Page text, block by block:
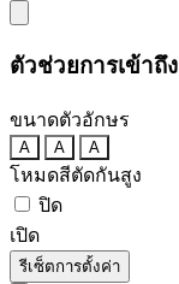
ตัวช่วยการเข้าถึง
ขนาดตัวอักษร
A A A
โหมดสีตัดกันสูง
ปิด
เปิด
รีเซ็ตการตั้งค่า